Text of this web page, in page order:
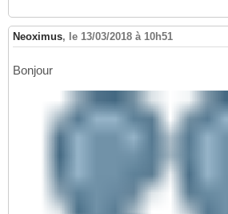
Neoximus, le 13/03/2018 à 10h51
Bonjour